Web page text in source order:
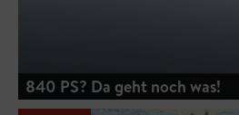
840 PS? Da geht noch was!